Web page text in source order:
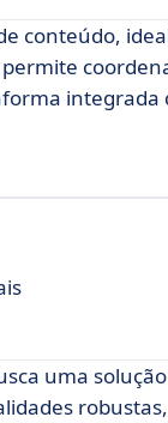
conteúdo,
integrada
uma